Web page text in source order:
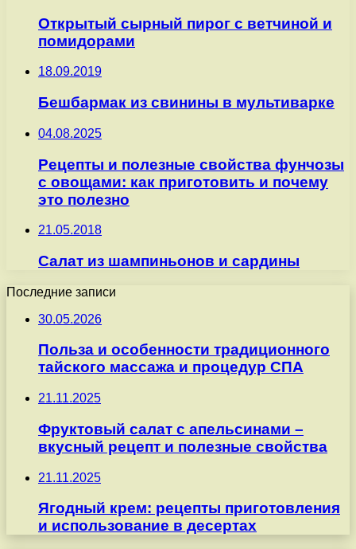
Открытый сырный пирог с ветчиной и
помидорами
18.09.2019
Бешбармак из свинины в мультиварке
04.08.2025
Рецепты и полезные свойства фунчозы
с овощами: как приготовить и почему
это полезно
21.05.2018
Салат из шампиньонов и сардины
Последние записи
30.05.2026
Польза и особенности традиционного
тайского массажа и процедур СПА
21.11.2025
Фруктовый салат с апельсинами –
вкусный рецепт и полезные свойства
21.11.2025
Ягодный крем: рецепты приготовления
и использование в десертах